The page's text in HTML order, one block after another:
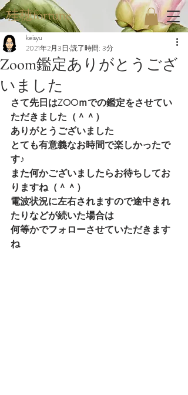
桂穂fortune
Zoom鑑定ありがとうござ
いました
keisyu
2021年2月3日 読了時間: 3分
さて先日はZOOｍでの鑑定をさせてい
ただきました（＾＾）
ありがとうございました
とても有意義なお時間で楽しかったで
す♪
また何かございましたらお待ちしてお
りますね（＾＾）
電波状況に左右されますので途中きれ
たりなどが続いた場合は
何等かでフォローさせていただきます
ね